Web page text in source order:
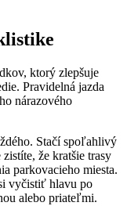
ktorý zlepšuje
Pravidelná jazda
nárazového
Stačí spoľahlivý
že kratšie trasy
parkovacieho miesta.
vyčistiť hlavu po
alebo priateľmi.